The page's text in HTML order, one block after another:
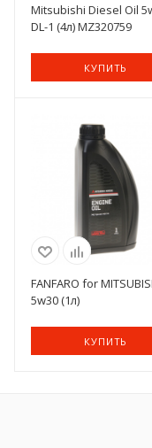
Mitsubishi Diesel Oil
DL-1 (4л) MZ320759
КУПИТЬ
FANFARO for
5w30 (1л)
КУПИТЬ